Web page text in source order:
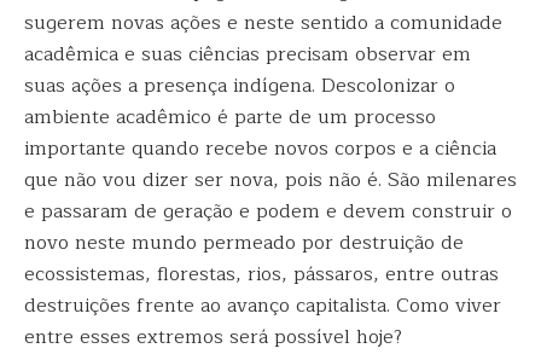
sugerem novas ações e neste sentido a comunidade
acadêmica e suas ciências precisam observar em
suas ações a presença indígena. Descolonizar o
ambiente acadêmico é parte de um processo
importante quando recebe novos corpos e a ciência
que não vou dizer ser nova, pois não é. São milenares
e passaram de geração e podem e devem construir o
novo neste mundo permeado por destruição de
ecossistemas, florestas, rios, pássaros, entre outras
destruições frente ao avanço capitalista. Como viver
entre esses extremos será possível hoje?